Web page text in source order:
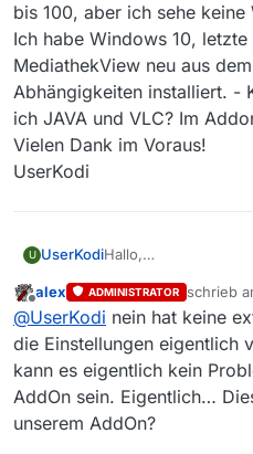
bis 100, aber ich sehe
Ich habe Windows 10, letzte
MediathekView neu aus
Abhängigkeiten installiert. -
ich JAVA und VLC? Im
Vielen Dank im Voraus!
UserKodi
U UserKodiHallo,
Vielen Dank!
Es funktioniert, aber
wird nicht richtig
Videos zwar
speichern. Im Forum
Hinweis dazu
Man erkennt das
Offline
alex ADMINISTRATOR schrieb
zuletzt
@UserKodi nein hat keine
die Einstellungen eigentlich
kann es eigentlich kein
AddOn sein. Eigentlich…
unserem AddOn?